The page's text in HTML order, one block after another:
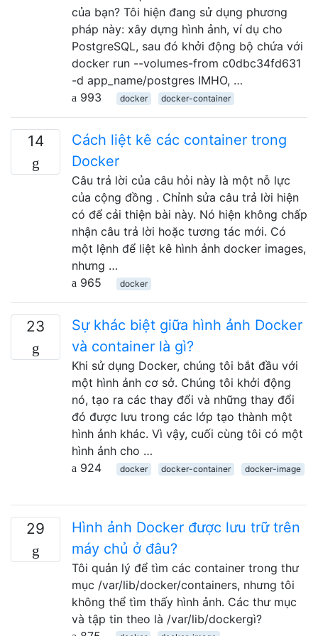
của bạn? Tôi hiện đang sử dụng phương
pháp này: xây dựng hình ảnh, ví dụ cho
PostgreSQL, sau đó khởi động bộ chứa với
docker run --volumes-from c0dbc34fd631
-d app_name/postgres IMHO, …
993
docker docker-container
14
Cách liệt kê các container trong
Docker
Câu trả lời của câu hỏi này là một nỗ lực
của cộng đồng . Chỉnh sửa câu trả lời hiện
có để cải thiện bài này. Nó hiện không chấp
nhận câu trả lời hoặc tương tác mới. Có
một lệnh để liệt kê hình ảnh docker images,
nhưng …
965
docker
23
Sự khác biệt giữa hình ảnh Docker
và container là gì?
Khi sử dụng Docker, chúng tôi bắt đầu với
một hình ảnh cơ sở. Chúng tôi khởi động
nó, tạo ra các thay đổi và những thay đổi
đó được lưu trong các lớp tạo thành một
hình ảnh khác. Vì vậy, cuối cùng tôi có một
hình ảnh cho …
924
docker docker-container docker-image
29
Hình ảnh Docker được lưu trữ trên
máy chủ ở đâu?
Tôi quản lý để tìm các container trong thư
mục /var/lib/docker/containers, nhưng tôi
không thể tìm thấy hình ảnh. Các thư mục
và tập tin theo là /var/lib/dockergì?